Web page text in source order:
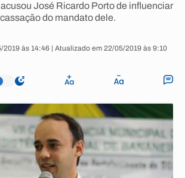
José Ricardo Porto de influenciar
do mandato dele.
2019 às 14:46 | Atualizado em 22/05/2019 às 9:10